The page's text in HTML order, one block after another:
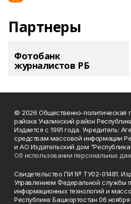
Партнеры
Фотобанк
журналистов РБ
© 2026 Общественно-политическая
района Учалинский район
Издается с 1991 года. Учредитель:
средствам массовой информации
и АО Издательский дом "Республика
Об использовании персональных
Свидетельство ПИ № ТУ02-01481.
Управлением Федеральной службы
информационных технологий и
Республике Башкортостан 06 ноября